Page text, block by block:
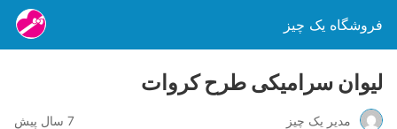
فروشگاه یک چیز
لیوان سرامیکی طرح کروات
مدیر یک چیز 7 سال پیش